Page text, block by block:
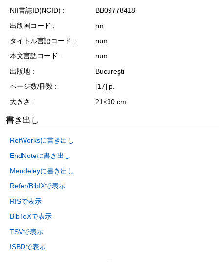
NII書誌ID(NCID)
BB09778418
出版国コード
rm
タイトル言語コード
rum
本文言語コード
rum
出版地
Bucureşti
ページ数/冊数
[17] p.
大きさ
21×30 cm
書き出し
RefWorksに書き出し
EndNoteに書き出し
Mendeleyに書き出し
Refer/BibIXで表示
RISで表示
BibTeXで表示
TSVで表示
ISBDで表示